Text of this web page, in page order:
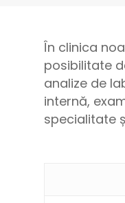
În clinica
posibilitate
analize de
internă,
specialitate